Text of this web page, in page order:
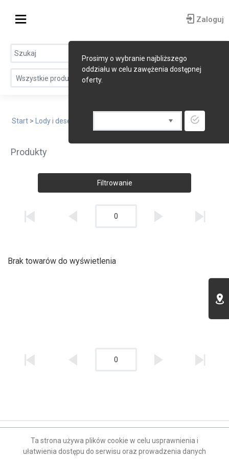
Zaloguj
Wszystkie produkty
Prosimy o wybranie najbliższego
oddziału w celu zawężenia dostępnej
oferty.
Start > Lody i desery mrożone
Produkty
Filtrowanie
0
Brak towarów do wyświetlenia
0
Kontakt
Ta strona używa plików cookie w celu usprawnienia i
ułatwienia dostępu do serwisu oraz prowadzenia danych